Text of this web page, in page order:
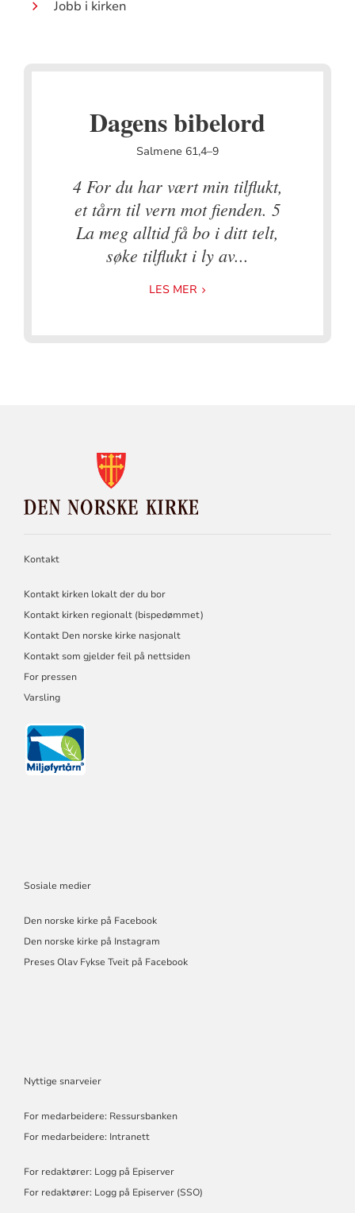
Jobb i kirken
Dagens bibelord
Salmene 61,4–9
4 For du har vært min tilflukt,
et tårn til vern mot fienden. 5
La meg alltid få bo i ditt telt,
søke tilflukt i ly av...
LES MER
NORSKE
KIRKE
Kontakt
Kontakt kirken lokalt der du bor
Kontakt kirken regionalt (bispedømmet)
Kontakt Den norske kirke nasjonalt
Kontakt som gjelder feil på nettsiden
For pressen
Varsling
Sosiale medier
Den norske kirke på Facebook
Den norske kirke på Instagram
Preses Olav Fykse Tveit på Facebook
Nyttige snarveier
For medarbeidere: Ressursbanken
For medarbeidere: Intranett
For redaktører: Logg på Episerver
For redaktører: Logg på Episerver (SSO)